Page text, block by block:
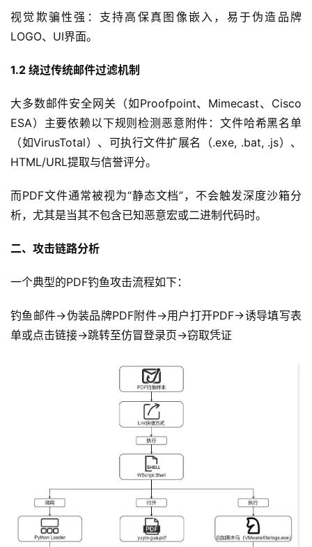
视觉欺骗性强：支持高保真图像嵌入，易于伪造品牌
LOGO、UI界面。
1.2 绕过传统邮件过滤机制
大多数邮件安全网关（如Proofpoint、Mimecast、Cisco
ESA）主要依赖以下规则检测恶意附件：文件哈希黑名单
（如VirusTotal）、可执行文件扩展名（.exe, .bat, .js）、
HTML/URL提取与信誉评分。
而PDF文件通常被视为“静态文档”，不会触发深度沙箱分
析，尤其是当其不包含已知恶意宏或二进制代码时。
二、攻击链路分析
一个典型的PDF钓鱼攻击流程如下：
钓鱼邮件→伪装品牌PDF附件→用户打开PDF→诱导填写表
单或点击链接→跳转至仿冒登录页→窃取凭证